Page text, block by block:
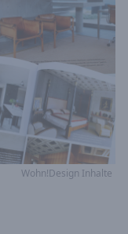
Wohn!Design Inhalte